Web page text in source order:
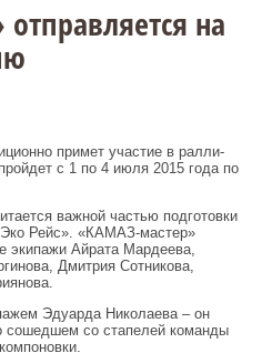
на
примет участие в ралли-
с 1 по 4 июля 2015 года по
важной частью подготовки
Рейс». «КАМАЗ-мастер»
экипажи Айрата Мардеева,
Дмитрия Сотникова,
Эдуарда Николаева – он
сошедшем со стапелей команды